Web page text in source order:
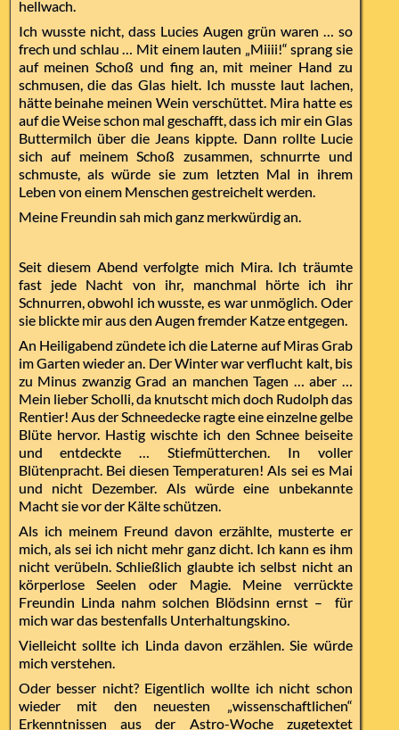
hellwach.
Ich wusste nicht, dass Lucies Augen grün waren … so
frech und schlau … Mit einem lauten „Miiii!“ sprang sie
auf meinen Schoß und fing an, mit meiner Hand zu
schmusen, die das Glas hielt. Ich musste laut lachen,
hätte beinahe meinen Wein verschüttet. Mira hatte es
auf die Weise schon mal geschafft, dass ich mir ein Glas
Buttermilch über die Jeans kippte. Dann rollte Lucie
sich auf meinem Schoß zusammen, schnurrte und
schmuste, als würde sie zum letzten Mal in ihrem
Leben von einem Menschen gestreichelt werden.
Meine Freundin sah mich ganz merkwürdig an.
Seit diesem Abend verfolgte mich Mira. Ich träumte
fast jede Nacht von ihr, manchmal hörte ich ihr
Schnurren, obwohl ich wusste, es war unmöglich. Oder
sie blickte mir aus den Augen fremder Katze entgegen.
An Heiligabend zündete ich die Laterne auf Miras Grab
im Garten wieder an. Der Winter war verflucht kalt, bis
zu Minus zwanzig Grad an manchen Tagen … aber …
Mein lieber Scholli, da knutscht mich doch Rudolph das
Rentier! Aus der Schneedecke ragte eine einzelne gelbe
Blüte hervor. Hastig wischte ich den Schnee beiseite
und entdeckte … Stiefmütterchen. In voller
Blütenpracht. Bei diesen Temperaturen! Als sei es Mai
und nicht Dezember. Als würde eine unbekannte
Macht sie vor der Kälte schützen.
Als ich meinem Freund davon erzählte, musterte er
mich, als sei ich nicht mehr ganz dicht. Ich kann es ihm
nicht verübeln. Schließlich glaubte ich selbst nicht an
körperlose Seelen oder Magie. Meine verrückte
Freundin Linda nahm solchen Blödsinn ernst – für
mich war das bestenfalls Unterhaltungskino.
Vielleicht sollte ich Linda davon erzählen. Sie würde
mich verstehen.
Oder besser nicht? Eigentlich wollte ich nicht schon
wieder mit den neuesten „wissenschaftlichen“
Erkenntnissen aus der Astro-Woche zugetextet